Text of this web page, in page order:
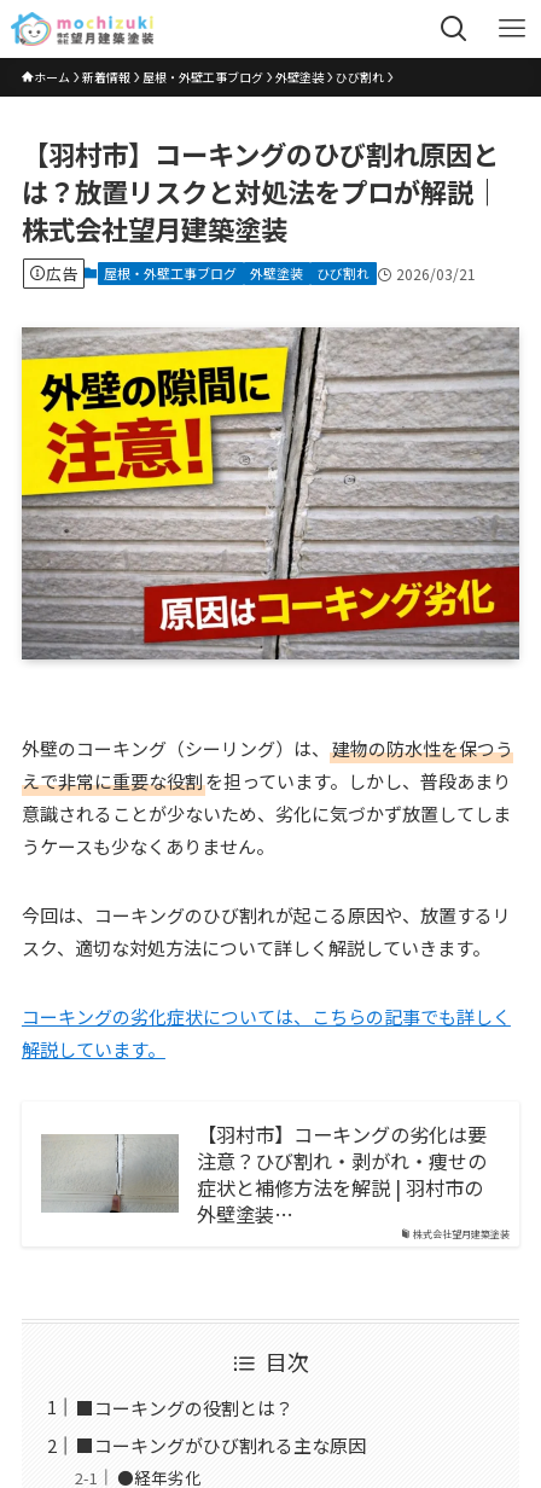
ホーム 新着情報 屋根・外壁工事ブログ 外壁塗装 ひび割れ
【羽村市】コーキングのひび割れ原因と
は？放置リスクと対処法をプロが解説｜
株式会社望月建築塗装
広告 屋根・外壁工事ブログ 外壁塗装 ひび割れ 2026/03/21
外壁のコーキング（シーリング）は、 建物の防水性を保つう
えで非常に重要な役割を担っています。しかし、普段あまり
意識されることが少ないため、劣化に気づかず放置してしま
うケースも少なくありません。
今回は、コーキングのひび割れが起こる原因や、放置するリ
スク、適切な対処方法について詳しく解説していきます。
コーキングの劣化症状については、こちらの記事でも詳しく
解説しています。
株式会社望月建築塗装
【羽村市】コーキングの劣化は要
注意？ひび割れ・剥がれ・痩せの
症状と補修方法を解説 | 羽村市の
外壁塗装…
目次
■コーキングの役割とは？
■コーキングがひび割れる主な原因
●経年劣化